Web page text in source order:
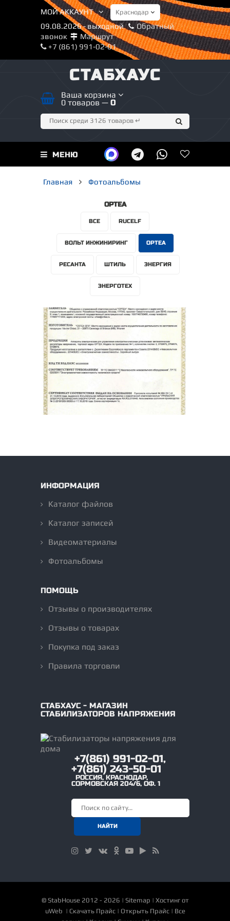
МОЙ АККАУНТ
09.08.2026 - выходной
Обратный
звонок
Маршрут
+7 (861) 991-02-01
СТАБХАУС
Ваша корзина
0 товаров — 0
МЕНЮ
Главная Фотоальбомы
ОРТЕА
ВСЕ RUCELF
ВОЛЬТ ИНЖИНИРИНГ ОРТЕА
РЕСАНТА ШТИЛЬ ЭНЕРГИЯ
ЭНЕРГОТЕХ
ИНФОРМАЦИЯ
Каталог файлов
Каталог записей
Видеоматериалы
Фотоальбомы
ПОМОЩЬ
Отзывы о производителях
Отзывы о товарах
Покупка под заказ
Правила торговли
СТАБХАУС - МАГАЗИН
СТАБИЛИЗАТОРОВ НАПРЯЖЕНИЯ
+7(861) 991-02-01,
+7(861) 243-50-01
РОССИЯ,КРАСНОДАР,
СОРМОВСКАЯ 204/6, ОФ. 1
© StabHouse2012 - 2026 | Sitemap | Хостинг от
uWeb | Скачать Прайс| Открыть Прайс| Все